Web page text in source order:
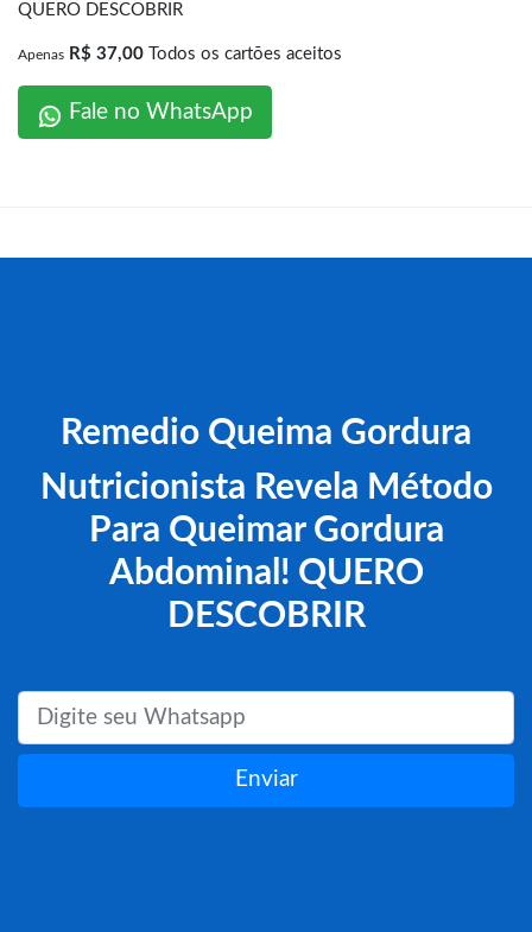
QUERO DESCOBRIR
Apenas R$ 37,00 Todos os cartões aceitos
Fale no WhatsApp
Remedio Queima Gordura
Nutricionista Revela Método
Para Queimar Gordura
Abdominal! QUERO
DESCOBRIR
Enviar